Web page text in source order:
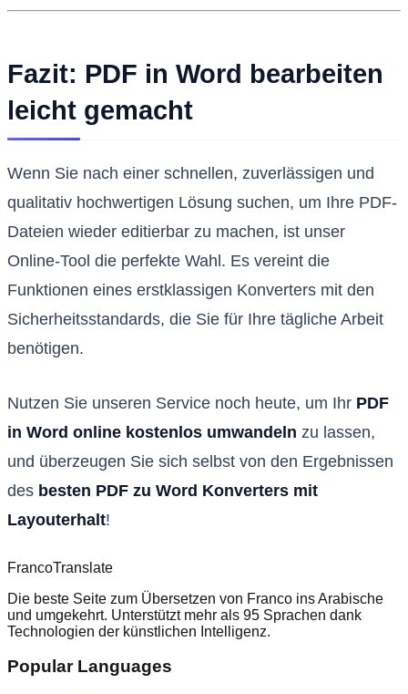
Fazit: PDF in Word bearbeiten
leicht gemacht
Wenn Sie nach einer schnellen, zuverlässigen und
qualitativ hochwertigen Lösung suchen, um Ihre PDF-
Dateien wieder editierbar zu machen, ist unser
Online-Tool die perfekte Wahl. Es vereint die
Funktionen eines erstklassigen Konverters mit den
Sicherheitsstandards, die Sie für Ihre tägliche Arbeit
benötigen.
Nutzen Sie unseren Service noch heute, um Ihr PDF
in Word online kostenlos umwandeln zu lassen,
und überzeugen Sie sich selbst von den Ergebnissen
des besten PDF zu Word Konverters mit
Layouterhalt!
FrancoTranslate
Die beste Seite zum Übersetzen von Franco ins Arabische
und umgekehrt. Unterstützt mehr als 95 Sprachen dank
Technologien der künstlichen Intelligenz.
Popular Languages